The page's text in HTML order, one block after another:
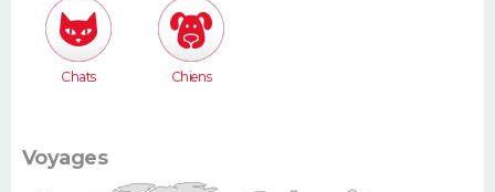
Chats Chiens
Voyages